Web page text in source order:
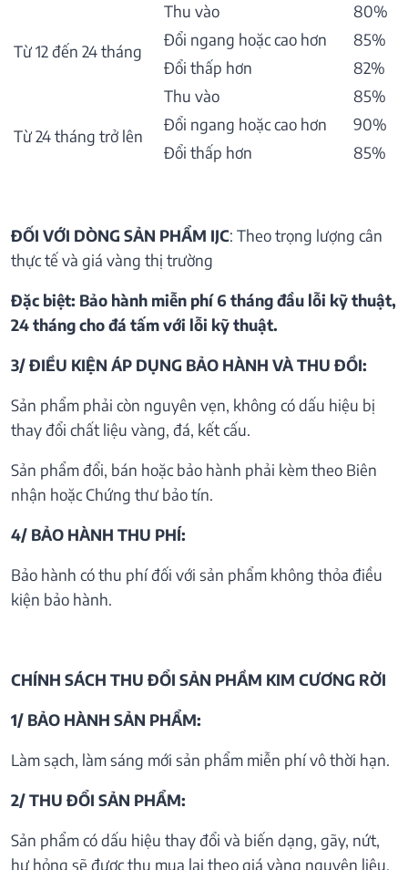
Từ 12 đến 24 tháng
Thu vào
80%
Đổi ngang hoặc cao hơn
85%
Đổi thấp hơn
82%
Từ 24 tháng trở lên
Thu vào
85%
Đổi ngang hoặc cao hơn
90%
Đổi thấp hơn
85%
ĐỐI VỚI DÒNG SẢN PHẨM IJC: Theo trọng lượng cân
thực tế và giá vàng thị trường
Đặc biệt: Bảo hành miễn phí 6 tháng đầu lỗi kỹ thuật,
24 tháng cho đá tấm với lỗi kỹ thuật.
3/ ĐIỀU KIỆN ÁP DỤNG BẢO HÀNH VÀ THU ĐỒI:
Sản phẩm phải còn nguyên vẹn, không có dấu hiệu bị
thay đổi chất liệu vàng, đá, kết cấu.
Sản phẩm đổi, bán hoặc bảo hành phải kèm theo Biên
nhận hoặc Chứng thư bảo tín.
4/ BẢO HÀNH THU PHÍ:
Bảo hành có thu phí đối với sản phẩm không thỏa điều
kiện bảo hành.
CHÍNH SÁCH THU ĐỔI SẢN PHẦM KIM CƯƠNG RỜI
1/ BẢO HÀNH SẢN PHẨM:
Làm sạch, làm sáng mới sản phẩm miễn phí vô thời hạn.
2/ THU ĐỔI SẢN PHẨM:
Sản phẩm có dấu hiệu thay đổi và biến dạng, gãy, nứt,
hư hỏng sẽ được thu mua lại theo giá vàng nguyên liệu.